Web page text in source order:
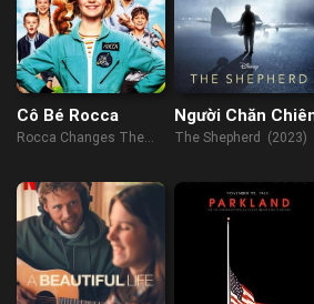
Cô Bé Rocca
Rocca Changes The
Người Chăn
The Shepherd (2023)